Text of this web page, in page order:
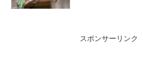
スポンサーリンク